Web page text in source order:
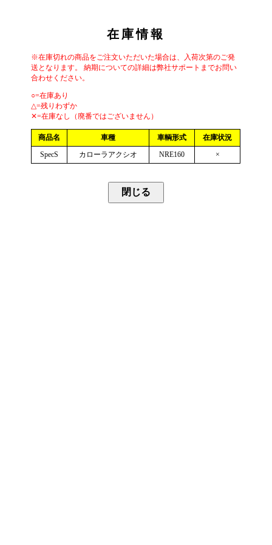
在庫情報
※在庫切れの商品をご注文いただいた場合は、入荷次第のご発
送となります。 納期についての詳細は弊社サポートまでお問い
合わせください。
○=在庫あり
△=残りわずか
✕=在庫なし（廃番ではございません）
商品名 車種 車輌形式
在庫状況
SpecS
カローラアクシオ NRE160 ×